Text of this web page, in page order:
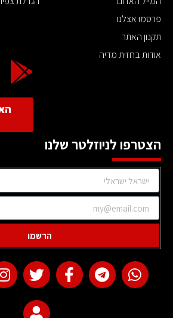
פרסמו אצלנו
תקנון האתר
אודות בחזית מדיה
הצטרפו לניוזלטר שלנו
הרשמו